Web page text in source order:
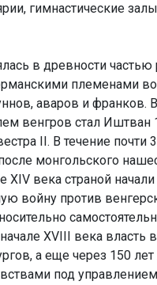
гимнастические
в древности
племенами во
аваров и франков.
венгров стал Иштван
II. В течение
монгольского
XIV века страной
войну против
XVIII века
а еще через 150 лет
под